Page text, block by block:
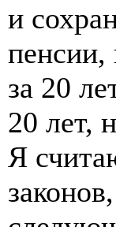
и
пенсии,
за 20
20 лет,
Я